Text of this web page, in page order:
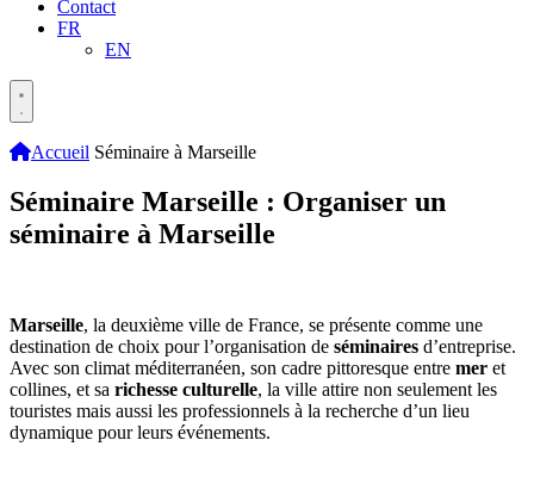
Contact
FR
EN
Accueil Séminaire à Marseille
Séminaire Marseille : Organiser un
séminaire à Marseille
Marseille, la deuxième ville de France, se présente comme une
destination de choix pour l’organisation de séminaires d’entreprise.
Avec son climat méditerranéen, son cadre pittoresque entre mer et
collines, et sa richesse culturelle, la ville attire non seulement les
touristes mais aussi les professionnels à la recherche d’un lieu
dynamique pour leurs événements.